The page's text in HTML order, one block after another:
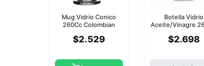
Mug Vidrio Conico
260Cc Colombian
$2.529
Botella Vidrio
Aceite/Vinagre
$2.698